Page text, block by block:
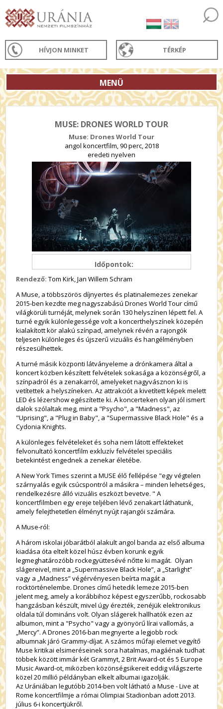
HÍVJON MINKET TÉRKÉP
MENÜ
MUSE: DRONES WORLD TOUR
Muse: Drones World Tour
angol koncertfilm, 90 perc, 2018
eredeti nyelven
Időpontok:
Rendező: Tom Kirk, Jan Willem Schram
A Muse, a többszörös díjnyertes és platinalemezes zenekar
2015-ben kezdte meg nagyszabású Drones World Tour című
világkörüli turnéját, melynek során 130 helyszínen lépett fel. A
turné egyik különlegessége volt a koncerthelyszínek közepén
kialakított kör alakú színpad, amelynek révén a rajongók
teljesen különleges és újszerű vizuális és hangélményben
részesülhettek.
A turné másik központi látványeleme a drónkamera által a
koncert közben készített felvételek sokasága a közönségről, a
színpadról és a zenakarról, amelyeket nagyvásznon ki is
vetítettek a helyszíneken. Az attrakciót a kivetített képek melett
LED és lézershow egészítette ki. A koncerteken olyan jól ismert
dalok szólaltak meg, mint a "Psycho", a "Madness", az
"Uprising", a "Plug in Baby", a "Supermassive Black Hole" és a
Cydonia Knights.
A különleges felvételeket és soha nem látott effekteket
felvonultató koncertfilm exkluzív felvételei speciális
betekintést engednek a zenekar életébe.
A New York Times szerint a MUSE élő fellépése "egy végtelen
szárnyalás egyik csúcspontról a másikra – minden lehetséges,
rendelkezésre álló vizuális eszközt bevetve. " A
koncertfilmben egy ereje teljében lévő zenakart láthatunk,
amely felejthetetlen élményt nyújt rajangói számára.
A Muse-ról:
A három iskolai jóbarátból alakult angol banda az első albuma
kiadása óta eltelt közel húsz évben korunk egyik
legmeghatározóbb rockegyüttesévé nőtte ki magát. Olyan
slágereivel, mint a „Supermassive Black Hole”, a „Starlight”
vagy a „Madness” végérvényesen beírta magát a
rocktörténelembe. Drones című hetedik lemeze 2015-ben
jelent meg, amely a korábbihoz képest egyszerűbb, rockosabb
hangzásban készült, mivel úgy érezték, zenéjük elektronikus
oldala túl domináns volt. Olyan slágerek hallhatók ezen az
albumon, mint a "Psycho" vagy a gyönyörű lírai vallomás, a
„Mercy”. A Drones 2016-ban megnyerte a legjobb rock
albumnak járó Grammy-díjat. A számos műfaji elemet vegyítő
Muse kritikai elsimeréseinek sora hatalmas, magáénak tudhat
többek között immár két Grammyt, 2 Brit Award-ot és 5 Europe
Music Award-ot, miközben közönségsikereit eddig világszerte
közel 20 millió példányban elkelt albumai igazolják.
Az Urániában legutóbb 2014-ben volt látható a Muse - Live at
Rome koncertfilmje a római Olimpiai Stadionban adott 2013.
július 6-i koncertjükről.